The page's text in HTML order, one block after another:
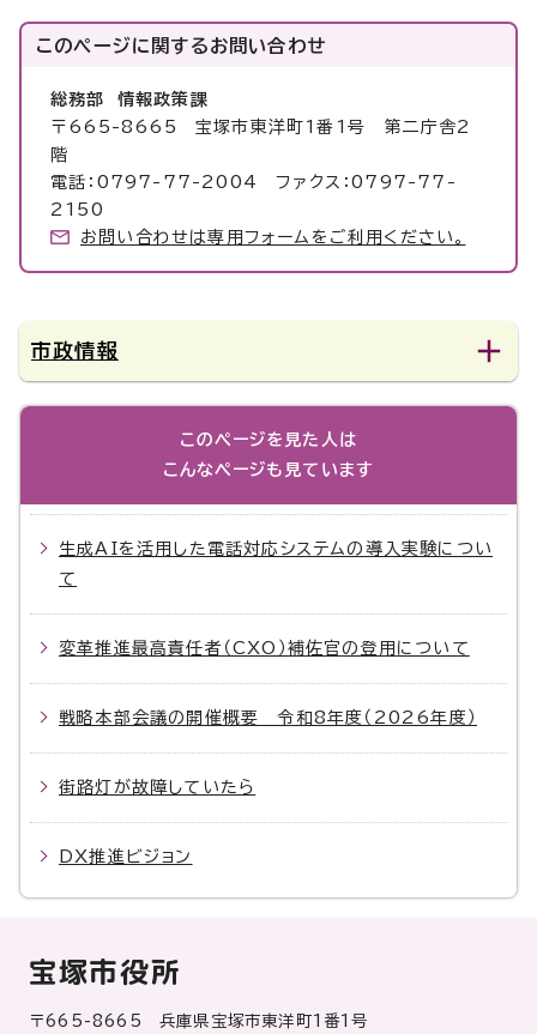
このページに関するお問い合わせ
総務部 情報政策課
〒665-8665 宝塚市東洋町1番1号 第二庁舎2
階
電話：0797-77-2004 ファクス：0797-77-
2150
お問い合わせは専用フォームをご利用ください。
市政情報
このページを見た人は
こんなページも見ています
生成AIを活用した電話対応システムの導入実験につい
て
変革推進最高責任者（CXO）補佐官の登用について
戦略本部会議の開催概要 令和8年度（2026年度）
街路灯が故障していたら
DX推進ビジョン
宝塚市役所
〒665-8665 兵庫県宝塚市東洋町1番1号